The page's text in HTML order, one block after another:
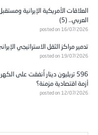
العلاقات الأمريكية الإيرانية
العربي.. (5)
posted on 16/07/2026
تدمير مراكز الثقل الاستراتيجي
posted on 19/07/2026
596 تريليون دينار أُنفقت على
أزمة اقتصادية مزمنة؟
posted on 12/07/2026